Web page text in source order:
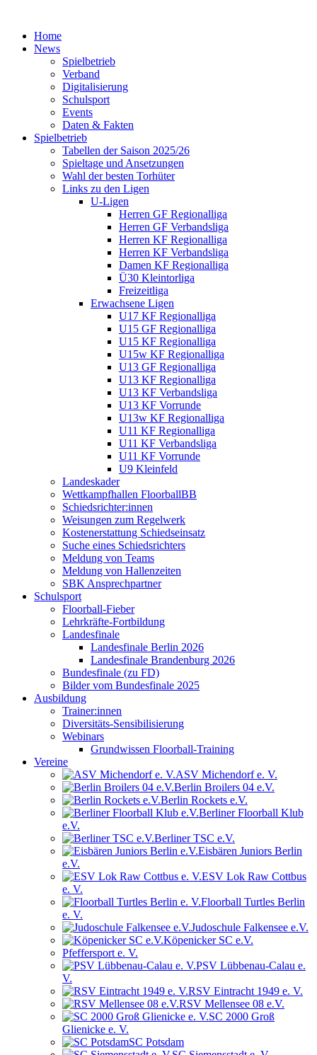
Home
News
Spielbetrieb
Verband
Digitalisierung
Schulsport
Events
Daten & Fakten
Spielbetrieb
Tabellen der Saison 2025/26
Spieltage und Ansetzungen
Wahl der besten Torhüter
Links zu den Ligen
U-Ligen
Herren GF Regionalliga
Herren GF Verbandsliga
Herren KF Regionalliga
Herren KF Verbandsliga
Damen KF Regionalliga
Ü30 Kleintorliga
Freizeitliga
Erwachsene Ligen
U17 KF Regionalliga
U15 GF Regionalliga
U15 KF Regionalliga
U15w KF Regionalliga
U13 GF Regionalliga
U13 KF Regionalliga
U13 KF Verbandsliga
U13 KF Vorrunde
U13w KF Regionalliga
U11 KF Regionalliga
U11 KF Verbandsliga
U11 KF Vorrunde
U9 Kleinfeld
Landeskader
Wettkampfhallen FloorballBB
Schiedsrichter:innen
Weisungen zum Regelwerk
Kostenerstattung Schiedseinsatz
Suche eines Schiedsrichters
Meldung von Teams
Meldung von Hallenzeiten
SBK Ansprechpartner
Schulsport
Floorball-Fieber
Lehrkräfte-Fortbildung
Landesfinale
Landesfinale Berlin 2026
Landesfinale Brandenburg 2026
Bundesfinale (zu FD)
Bilder vom Bundesfinale 2025
Ausbildung
Trainer:innen
Diversitäts-Sensibilisierung
Webinars
Grundwissen Floorball-Training
Vereine
ASV Michendorf e. V.
Berlin Broilers 04 e.V.
Berlin Rockets e.V.
Berliner Floorball Klub
e.V.
Berliner TSC e.V.
Eisbären Juniors Berlin
e.V.
ESV Lok Raw Cottbus
e. V.
Floorball Turtles Berlin
e. V.
Judoschule Falkensee e.V.
Köpenicker SC e.V.
Pfeffersport e. V.
PSV Lübbenau-Calau e.
V.
RSV Eintracht 1949 e. V.
RSV Mellensee 08 e.V.
SC 2000 Groß
Glienicke e. V.
SC Potsdam